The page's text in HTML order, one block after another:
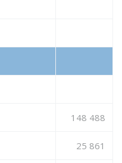
148 488
25 861